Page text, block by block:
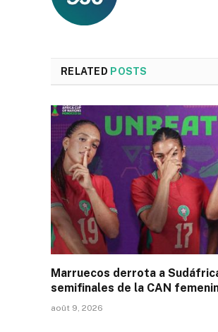
RELATED POSTS
Marruecos derrota a
semifinales de la CAN
août 9, 2026